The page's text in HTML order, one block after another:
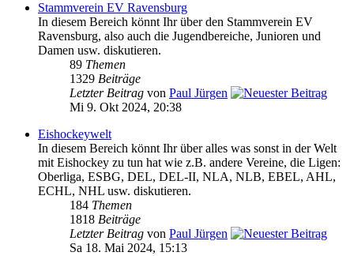
Stammverein EV Ravensburg
In diesem Bereich könnt Ihr über den Stammverein EV
Ravensburg, also auch die Jugendbereiche, Junioren und
Damen usw. diskutieren.
89 Themen
1329 Beiträge
Letzter Beitrag von Paul Jürgen
Mi 9. Okt 2024, 20:38
Eishockeywelt
In diesem Bereich könnt Ihr über alles was sonst in der Welt
mit Eishockey zu tun hat wie z.B. andere Vereine, die Ligen:
Oberliga, ESBG, DEL, DEL-II, NLA, NLB, EBEL, AHL,
ECHL, NHL usw. diskutieren.
184 Themen
1818 Beiträge
Letzter Beitrag von Paul Jürgen
Sa 18. Mai 2024, 15:13